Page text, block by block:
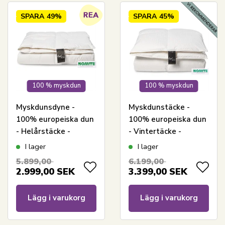
100 % myskdun
SPARA 49%
Myskdunsdyne -
100% europeiska dun
- Helårstäcke -
140x200 cm -
- Royal By Borg -
Varm dundyna
I lager
5.899,00
2.999,00 SEK
Lägg i varukorg
100 % myskdun
SPARA 45%
Myskdunstäcke -
100% europeiska dun
- Vintertäcke -
140x200 cm -
Royal By Borg - Extra
varmt täcke
I lager
6.199,00
3.399,00 SEK
Lägg i varukorg